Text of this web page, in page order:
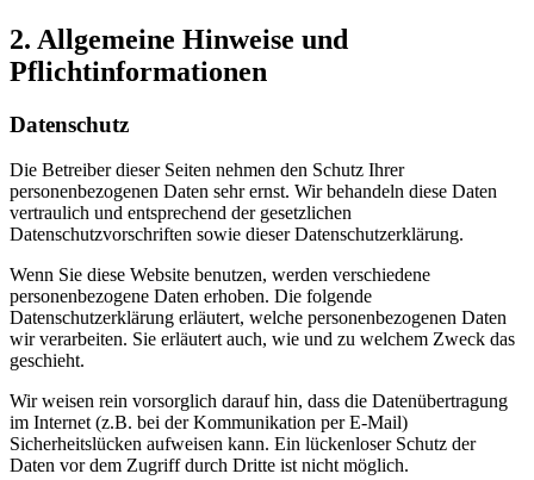
2. Allgemeine Hinweise und
Pflichtinformationen
Datenschutz
Die Betreiber dieser Seiten nehmen den Schutz Ihrer
personenbezogenen Daten sehr ernst. Wir behandeln diese Daten
vertraulich und entsprechend der gesetzlichen
Datenschutzvorschriften sowie dieser Datenschutzerklärung.
Wenn Sie diese Website benutzen, werden verschiedene
personenbezogene Daten erhoben. Die folgende
Datenschutzerklärung erläutert, welche personenbezogenen Daten
wir verarbeiten. Sie erläutert auch, wie und zu welchem Zweck das
geschieht.
Wir weisen rein vorsorglich darauf hin, dass die Datenübertragung
im Internet (z.B. bei der Kommunikation per E-Mail)
Sicherheitslücken aufweisen kann. Ein lückenloser Schutz der
Daten vor dem Zugriff durch Dritte ist nicht möglich.